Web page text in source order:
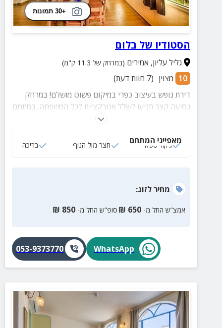
+30 תמונות
הסטודיו של בלום
גליל עליון, אמירים (במרחק של 11.3 ק"מ)
10 מצוין (
7 חוות דעת)
דירת נופש בעיצוב כפרי במיקום פשוט מושלם! במרחק
נסיעה קצר תגיעו לשלל אטרקציות לכל המשפחה. במתחם
חצר מטופחת, פינות ישיבה, כניסה ללא עלות לבריכה
מאפייני המתחם
ג‘קוזי ספא חצר מול הנוף בריכה
מחירלזוג:
אמצ”ש החל מ- 650
₪ סופ”ש החל מ- 850
₪
WhatsApp
053-9373770